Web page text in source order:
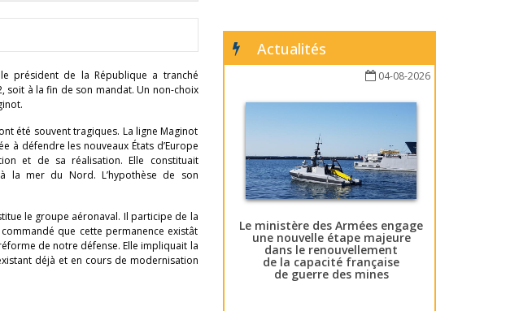
président de la République a tranché
soit à la fin de son mandat. Un non-choix
été souvent tragiques. La ligne Maginot
à défendre les nouveaux États d’Europe
et de sa réalisation. Elle constituait
la mer du Nord. L’hypothèse de son
le groupe aéronaval. Il participe de la
que cette permanence existât
de notre défense. Elle impliquait la
déjà et en cours de modernisation
Actualités
04-08-2026
Le ministère des Armées engage
une nouvelle étape majeure
dans le renouvellement
de la capacité française
de guerre des mines